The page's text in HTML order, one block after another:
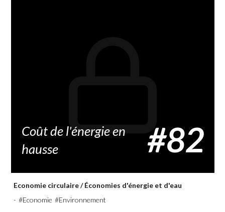
Coût de l'énergie en
hausse
#82
Economie circulaire/ Économies d'énergie et d'eau
- #Economie #Environnement